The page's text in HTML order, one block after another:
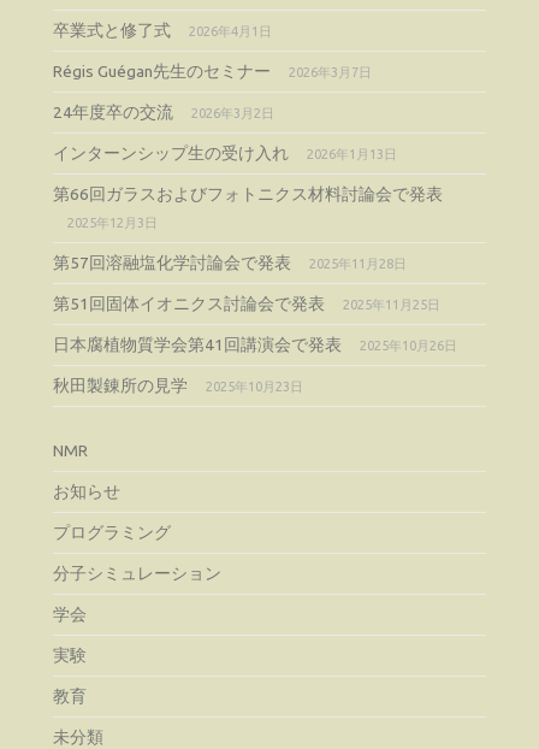
卒業式と修了式 2026年4月1日
Régis Guégan先生のセミナー 2026年3月7日
24年度卒の交流 2026年3月2日
インターンシップ生の受け入れ 2026年1月13日
第66回ガラスおよびフォトニクス材料討論会で発表
2025年12月3日
第57回溶融塩化学討論会で発表 2025年11月28日
第51回固体イオニクス討論会で発表 2025年11月25日
日本腐植物質学会第41回講演会で発表 2025年10月26日
秋田製錬所の見学 2025年10月23日
NMR
お知らせ
プログラミング
分子シミュレーション
学会
実験
教育
未分類